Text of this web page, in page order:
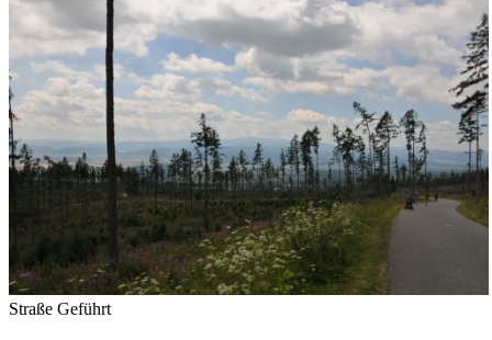
Straße Geführt